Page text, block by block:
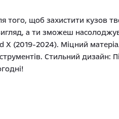
того, щоб захистити кузов
а ти зможеш
X (2019-2024). Міцний
Стильний дизайн: